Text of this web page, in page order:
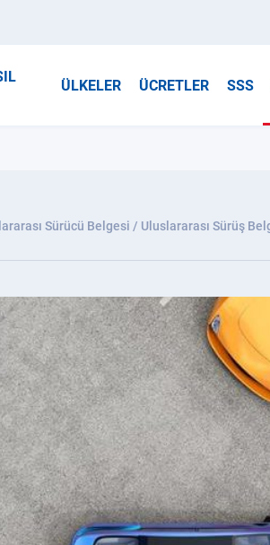
ÜLKELER ÜCRETLER SSS
Sürücü Belgesi / Uluslararası Sürüş